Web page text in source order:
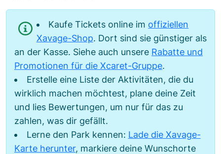
Kaufe Tickets online im offiziellen
Xavage-Shop. Dort sind sie günstiger als
an der Kasse. Siehe auch unsere Rabatte und
Promotionen für die Xcaret-Gruppe.
Erstelle eine Liste der Aktivitäten, die du
wirklich machen möchtest, plane deine Zeit
und lies Bewertungen, um nur für das zu
zahlen, was dir gefällt.
Lerne den Park kennen: Lade die Xavage-
Karte herunter, markiere deine Wunschorte